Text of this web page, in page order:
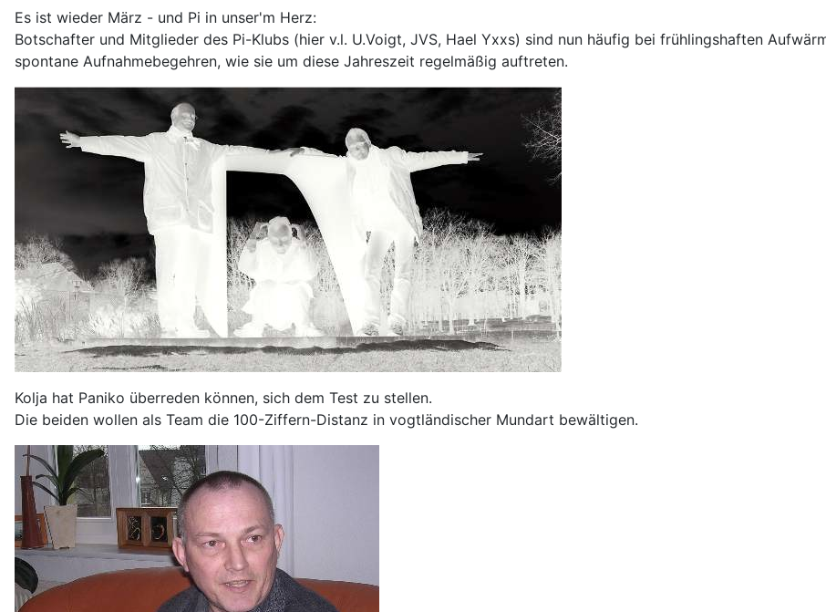
Es ist wieder März - und Pi in unser'm Herz:
Botschafter und Mitglieder des Pi-Klubs (hier v.l. U.Voigt, JVS, Hael Yxxs) sind nun häufig bei frühlingshaften
spontane Aufnahmebegehren, wie sie um diese Jahreszeit regelmäßig auftreten.
Kolja hat Paniko überreden können, sich dem Test zu stellen.
Die beiden wollen als Team die 100-Ziffern-Distanz in vogtländischer Mundart bewältigen.